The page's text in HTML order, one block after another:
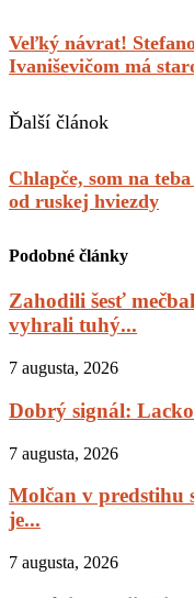
Veľký návrat!
Ivaniševičom má
Ďalší článok
Chlapče, som na
od ruskej hviezdy
Podobné články
Zahodili šesť
vyhrali tuhý...
7 augusta, 2026
Dobrý signál:
7 augusta, 2026
Molčan v
je...
7 augusta, 2026